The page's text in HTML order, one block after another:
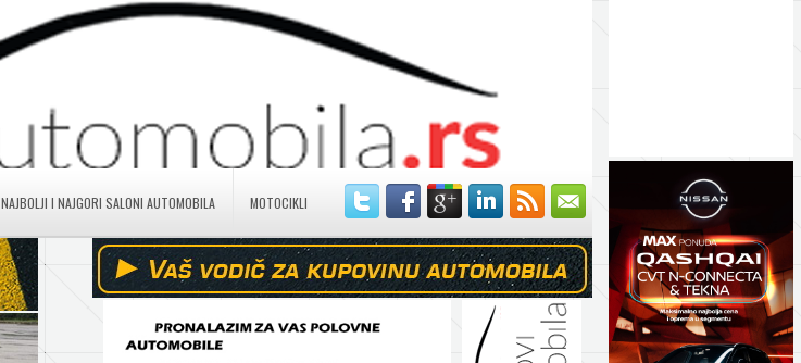
NAJBOLJI I NAJGORI SALONI AUTOMOBILA MOTOCIKLI